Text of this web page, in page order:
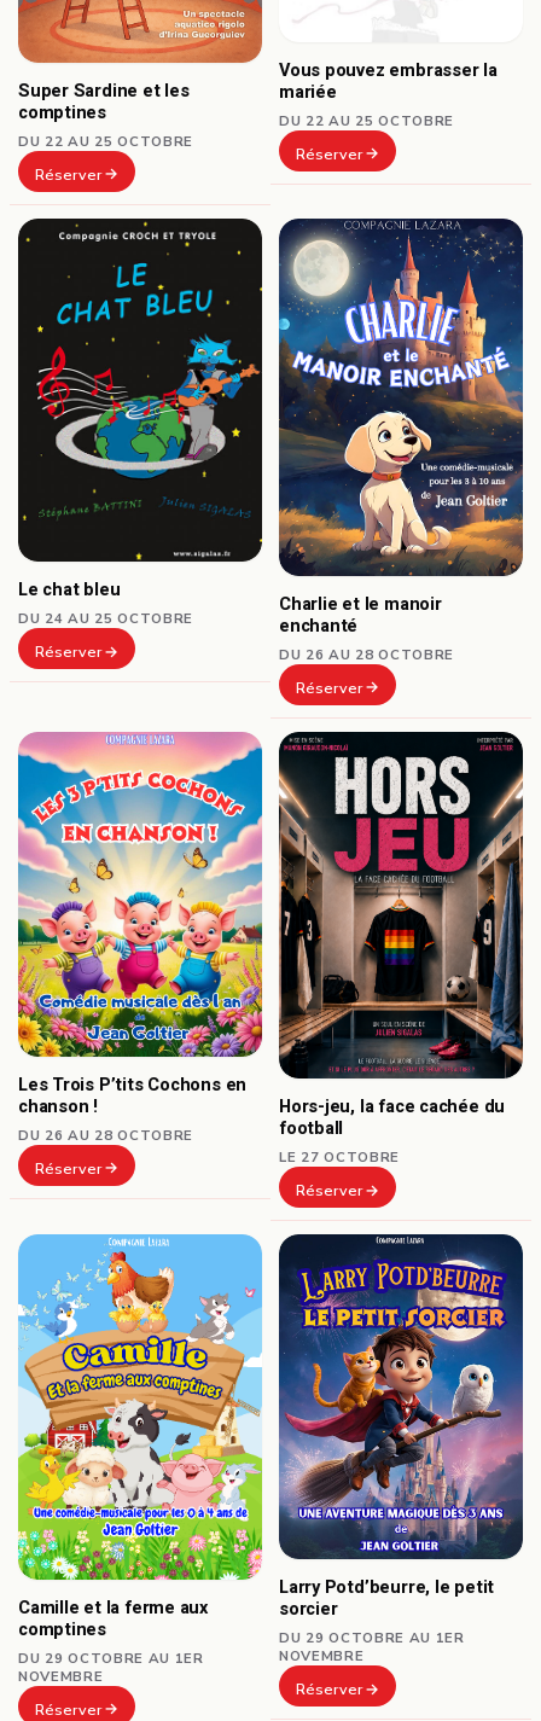
Super Sardine et les
comptines
DU 22 AU 25 OCTOBRE
Réserver
Vous pouvez embrasser la
mariée
DU 22 AU 25 OCTOBRE
Réserver
Le chat bleu
DU 24 AU 25 OCTOBRE
Réserver
Charlie et le manoir
enchanté
DU 26 AU 28 OCTOBRE
Réserver
Les Trois P’tits Cochons en
chanson !
DU 26 AU 28 OCTOBRE
Réserver
Hors-jeu, la face cachée du
football
LE 27 OCTOBRE
Réserver
Camille et la ferme aux
comptines
DU 29 OCTOBRE AU 1ER
NOVEMBRE
Réserver
Larry Potd’beurre, le petit
sorcier
DU 29 OCTOBRE AU 1ER
NOVEMBRE
Réserver